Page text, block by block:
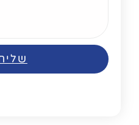
שליחה